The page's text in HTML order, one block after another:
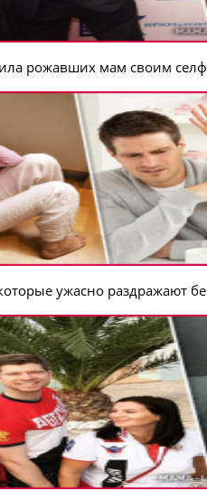
рожавших мам своим
ужасно раздражают